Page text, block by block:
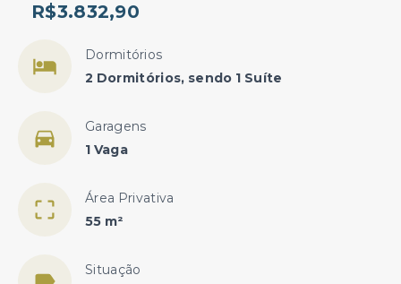
R$3.832,90
Dormitórios
2 Dormitórios, sendo 1 Suíte
Garagens
1 Vaga
Área Privativa
55 m²
Situação